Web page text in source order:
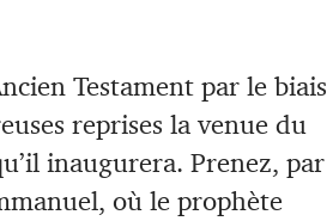
Testament par le biais
reprises la venue du
inaugurera. Prenez, par
où le prophète